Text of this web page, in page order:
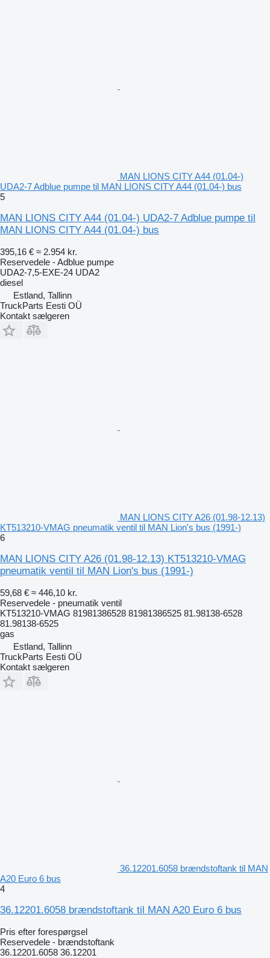
MAN LIONS CITY A44 (01.04-)
UDA2-7 Adblue pumpe til MAN LIONS CITY A44 (01.04-) bus
5
MAN LIONS CITY A44 (01.04-) UDA2-7 Adblue pumpe til
MAN LIONS CITY A44 (01.04-) bus
395,16 € ≈ 2.954 kr.
Reservedele - Adblue pumpe
UDA2-7,5-EXE-24 UDA2
diesel
Estland, Tallinn
TruckParts Eesti OÜ
Kontakt sælgeren
MAN LIONS CITY A26 (01.98-12.13)
KT513210-VMAG pneumatik ventil til MAN Lion's bus (1991-)
6
MAN LIONS CITY A26 (01.98-12.13) KT513210-VMAG
pneumatik ventil til MAN Lion's bus (1991-)
59,68 € ≈ 446,10 kr.
Reservedele - pneumatik ventil
KT513210-VMAG 81981386528 81981386525 81.98138-6528
81.98138-6525
gas
Estland, Tallinn
TruckParts Eesti OÜ
Kontakt sælgeren
36.12201.6058 brændstoftank til MAN
A20 Euro 6 bus
4
36.12201.6058 brændstoftank til MAN A20 Euro 6 bus
Pris efter forespørgsel
Reservedele - brændstoftank
36.12201.6058 36.12201